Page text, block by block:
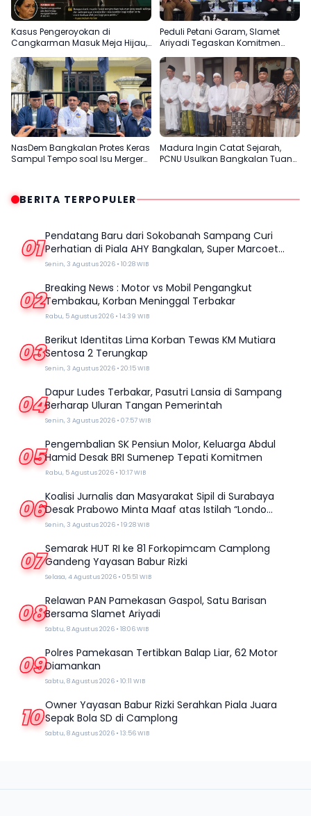
Kasus Pengeroyokan di
Cangkarman Masuk Meja Hijau,
Setimpal
Peduli Petani Garam, Slamet
Ariyadi Tegaskan Komitmen
Masyarakat Madura
NasDem Bangkalan Protes Keras
Sampul Tempo soal Isu Merger
Madura Ingin Catat Sejarah,
PCNU Usulkan Bangkalan Tuan
BERITA TERPOPULER
01 Pendatang Baru dari Sokobanah Sampang Curi
Perhatian di Piala AHY Bangkalan, Super Marcoet
Juara 1 Galatama
Senin, 3 Agustus 2026 • 10:28 WIB
02Breaking News : Motor vs Mobil Pengangkut
Tembakau, Korban Meninggal Terbakar
Rabu, 5 Agustus 2026 • 14:39 WIB
03Berikut Identitas Lima Korban Tewas KM Mutiara
Sentosa 2 Terungkap
Senin, 3 Agustus 2026 • 20:15 WIB
04Dapur Ludes Terbakar, Pasutri Lansia di Sampang
Berharap Uluran Tangan Pemerintah
Senin, 3 Agustus 2026 • 07:57 WIB
05Pengembalian SK Pensiun Molor, Keluarga Abdul
Hamid Desak BRI Sumenep Tepati Komitmen
Rabu, 5 Agustus 2026 • 10:17 WIB
06Koalisi Jurnalis dan Masyarakat Sipil di Surabaya
Desak Prabowo Minta Maaf atas Istilah “Londo
Ireng”
Senin, 3 Agustus 2026 • 19:28 WIB
07Semarak HUT RI ke 81 Forkopimcam Camplong
Gandeng Yayasan Babur Rizki
Selasa, 4 Agustus 2026 • 05:51 WIB
08Relawan PAN Pamekasan Gaspol, Satu Barisan
Bersama Slamet Ariyadi
Sabtu, 8 Agustus 2026 • 18:06 WIB
09Polres Pamekasan Tertibkan Balap Liar, 62 Motor
Diamankan
Sabtu, 8 Agustus 2026 • 10:11 WIB
10 Owner Yayasan Babur Rizki Serahkan Piala Juara
Sepak Bola SD di Camplong
Sabtu, 8 Agustus 2026 • 13:56 WIB